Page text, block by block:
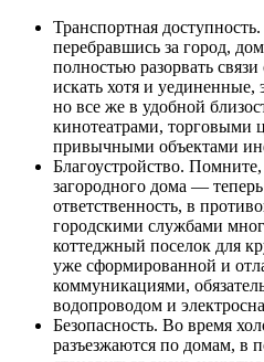
Транспортная
перебравшись за город,
полностью разорвать
искать хотя и уединенные,
но все же в удобной
кинотеатрами, торговыми
привычными объектами
Благоустройство.
загородного дома —
ответственность, в
городскими службами
коттеджный поселок для
уже сформированной и
коммуникациями,
водопроводом и
Безопасность. Во время
разъезжаются по домам, в